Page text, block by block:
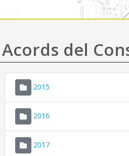
Acords del
2015
2016
2017